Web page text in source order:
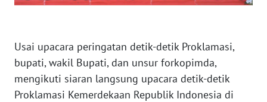
Usai upacara peringatan detik-detik Proklamasi,
bupati, wakil Bupati, dan unsur forkopimda,
mengikuti siaran langsung upacara detik-detik
Proklamasi Kemerdekaan Republik Indonesia di
WN
SERAMBI